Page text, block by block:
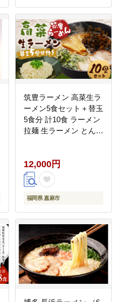
筑豊ラーメン 高菜生ラ
ーメン5食セット＋替玉
5食分 計10食 ラーメン
拉麺 生ラーメン とんこ
替玉 替え玉付き 替玉付
き 辛子高菜 高菜 筑豊
ラーメン セット 福岡県
嘉麻市 冷蔵
12,000円
福岡県 嘉麻市